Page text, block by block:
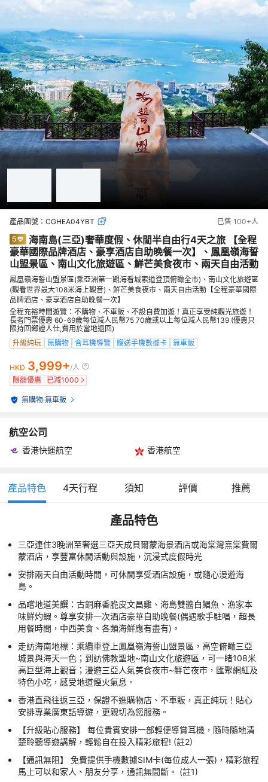
產品團號： CGHEA04YBT 已售 100+人
海南島(三亞)奢華度假、休閒半自由行4天之旅 【全程
豪華國際品牌酒店、豪享酒店自助晚餐一次】、鳳凰嶺海誓
山盟景區、南山文化旅遊區、鮮芒美食夜市、兩天自由活動
鳳凰嶺海誓山盟景區(乘亞洲第一觀海看城索道登頂俯瞰全市)、南山文化旅遊區
(觀看世界最大108米海上觀音)、鮮芒美食夜市、兩天自由活動【全程豪華國際
品牌酒店、豪享酒店自助晚餐一次】
全程充裕時間遊覽：不購物、不車販、不設自費加遊！真正享受純觀光旅遊！
長者門票優惠 60-69歲每位減人民幣75 70歲或以上每位減人民幣139 (優惠只
限持回鄉證人仕,費用於當地退回)
升級純玩
無購物 含耳機導覽 贈送手機數據卡 無車販
HKD 3,999+/人
限額優惠
已減1000
無購物·無車販
航空公司
香港快運航空 香港航空
產品特色 4天行程 須知 評價 推薦
產品特色
三亞連住3晚洲至奢選三亞天成貝爾蒙海景酒店或海棠灣熹棠費爾
蒙酒店，享豐富休閒活動與設施，沉浸式度假時光
安排兩天自由活動時間，可休閒享受酒店設施，或隨心漫遊海
島。
品嚐地道美饌：古銅麻香脆皮文昌雞、海島雙醬白鯧魚、漁家本
味鮮灼蝦。尊享安排一次酒店豪華自助晚餐(偶遇歌手駐唱，超長
用餐時間，中西美食、各類海鮮應有盡有)。
走訪海南地標：乘纜車登上鳳凰嶺海誓山盟景區，高空俯瞰三亞
城景與海天一色；到訪佛教聖地~南山文化旅遊區，可一睹108米
高巨型海上觀音；漫遊三亞人氣美食夜市~鮮芒夜市，匯聚網紅及
特色小吃，感受地道煙火氣息。
香港直飛往返三亞，保證不進購物店、不車販，真正純玩！貼心
安排專業廣東話導遊，更親切為您服務。
【升級貼心服務】 每位貴賓安排一部輕便導賞耳機，隨時隨地清
楚聆聽導遊講解，輕鬆自在投入精彩旅程! (註2)
【通訊無阻】 免費提供手機數據SIM卡(每位成人一張)，精彩旅程
馬上可以和家人、朋友分享，通訊無間斷。 (註1)